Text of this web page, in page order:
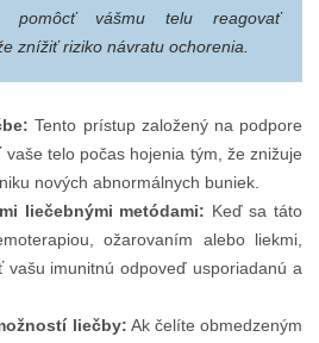
pomôcť vášmu telu reagovať
znížiť riziko návratu ochorenia.
Tento prístup založený na podpore
telo počas hojenia tým, že znižuje
nových abnormálnych buniek.
liečebnými metódami: Keď sa táto
ožarovaním alebo liekmi,
vašu imunitnú odpoveď usporiadanú a
liečby: Ak čelíte obmedzeným